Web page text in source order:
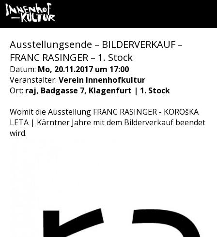
Ausstellungsende – BILDERVERKAUF –
FRANC RASINGER – 1. Stock
Datum: Mo, 20.11.2017 um 17:00
Veranstalter: Verein Innenhofkultur
Ort: raj, Badgasse 7, Klagenfurt | 1. Stock
Womit die Ausstellung FRANC RASINGER - KOROšKA
LETA | Kärntner Jahre mit dem Bilderverkauf beendet
wird.